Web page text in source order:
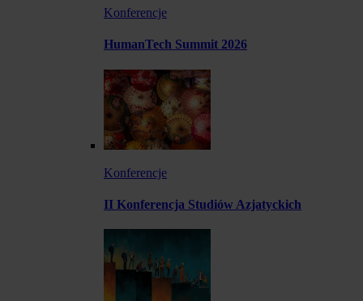
Konferencje
HumanTech Summit 2026
Konferencje
II Konferencja Studiów Azjatyckich